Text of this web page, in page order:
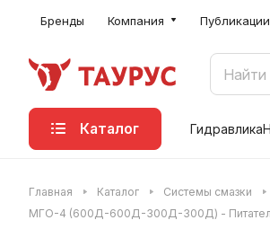
Бренды Компания Публикации
Каталог Гидравлика
Главная Каталог Системы смазки
МГО-4 (600Д-600Д-300Д-300Д) -